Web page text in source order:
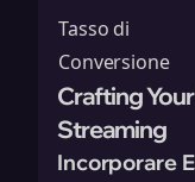
Tasso di
Conversione
Crafting
Streaming
Incorporare